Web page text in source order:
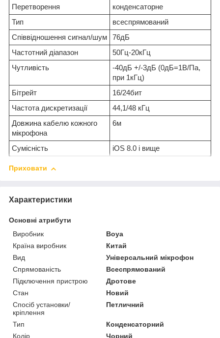
Перетворення
конденсаторне
Тип
всеспрямований
Співвідношення сигнал/шум
76дБ
Частотний діапазон
50Гц-20кГц
Чутливість
-40дБ +/-3дБ (0дБ=1В/Па,
при 1кГц)
Бітрейт
16/24бит
Частота дискретизації
44,1/48 кГц
Довжина кабелю кожного
мікрофона
6м
Сумісність iOS 8.0 і вище
Приховати
Характеристики
Основні атрибути
Виробник
Boya
Країна виробник
Китай
Вид
Універсальний мікрофон
Спрямованість
Всеспрямований
Підключення пристрою
Дротове
Стан
Новий
Спосіб установки/
кріплення
Петличний
Тип
Конденсаторний
Колір
Чорний